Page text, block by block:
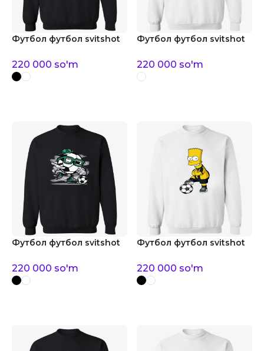
Футбол футбол svitshot
220 000 so'm
Футбол футбол svitshot
220 000 so'm
Футбол футбол svitshot
220 000 so'm
Футбол футбол svitshot
220 000 so'm